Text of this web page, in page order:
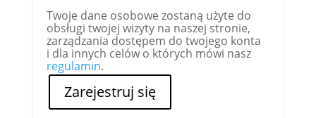
Two­je dane osobowe zostaną użyte do
obsłu­gi two­jej wiz­y­ty na naszej stron­ie,
zarządza­nia dostępem do two­jego kon­ta
i dla innych celów o których mówi nasz
reg­u­lamin.
Zarejestruj się